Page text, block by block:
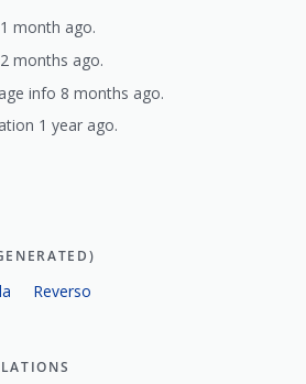
month ago.
months ago.
info 8 months ago.
1 year ago.
Reverso